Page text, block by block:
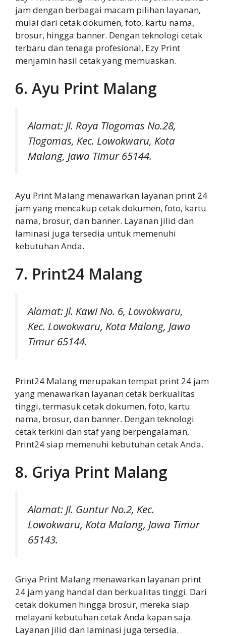
jam dengan berbagai macam pilihan layanan,
mulai dari cetak dokumen, foto, kartu nama,
brosur, hingga banner. Dengan teknologi cetak
terbaru dan tenaga profesional, Ezy Print
menjamin hasil cetak yang memuaskan.
6. Ayu Print Malang
Alamat: Jl. Raya Tlogomas No.28,
Tlogomas, Kec. Lowokwaru, Kota
Malang, Jawa Timur 65144.
Ayu Print Malang menawarkan layanan print 24
jam yang mencakup cetak dokumen, foto, kartu
nama, brosur, dan banner. Layanan jilid dan
laminasi juga tersedia untuk memenuhi
kebutuhan Anda.
7. Print24 Malang
Alamat: Jl. Kawi No. 6, Lowokwaru,
Kec. Lowokwaru, Kota Malang, Jawa
Timur 65144.
Print24 Malang merupakan tempat print 24 jam
yang menawarkan layanan cetak berkualitas
tinggi, termasuk cetak dokumen, foto, kartu
nama, brosur, dan banner. Dengan teknologi
cetak terkini dan staf yang berpengalaman,
Print24 siap memenuhi kebutuhan cetak Anda.
8. Griya Print Malang
Alamat: Jl. Guntur No.2, Kec.
Lowokwaru, Kota Malang, Jawa Timur
65143.
Griya Print Malang menawarkan layanan print
24 jam yang handal dan berkualitas tinggi. Dari
cetak dokumen hingga brosur, mereka siap
melayani kebutuhan cetak Anda kapan saja.
Layanan jilid dan laminasi juga tersedia.